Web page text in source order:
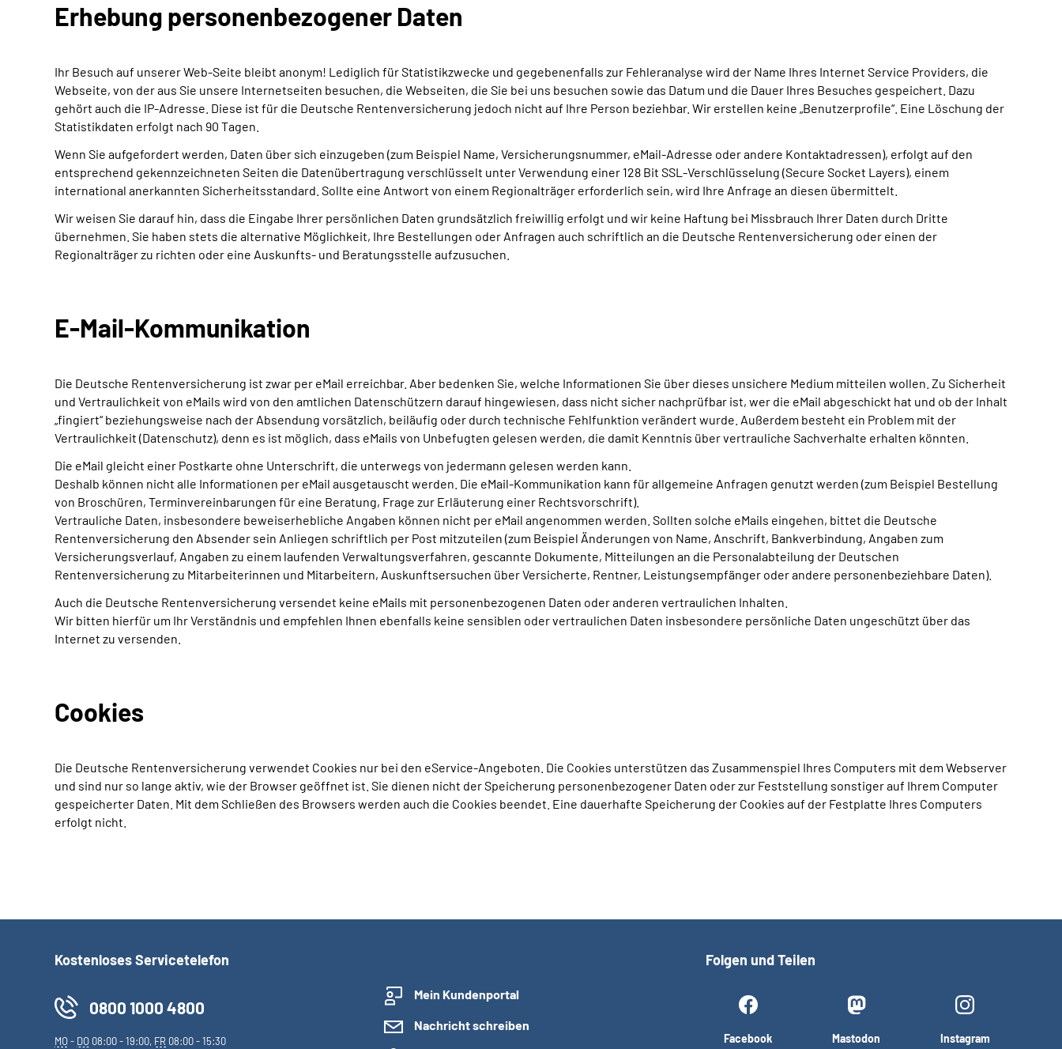
Erhebung personenbezogener Daten
Ihr Besuch auf unserer Web-Seite bleibt anonym! Lediglich für Statistikzwecke und gegebenenfalls zur Fehleranalyse wird der Name Ihres Internet Service Providers, die
Webseite, von der aus Sie unsere Internetseiten besuchen, die Webseiten, die Sie bei uns besuchen sowie das Datum und die Dauer Ihres Besuches gespeichert. Dazu
gehört auch die IP-Adresse. Diese ist für die Deutsche Rentenversicherung jedoch nicht auf Ihre Person beziehbar. Wir erstellen keine „Benutzerprofile“. Eine Löschung der
Statistikdaten erfolgt nach 90 Tagen.
Wenn Sie aufgefordert werden, Daten über sich einzugeben (zum Beispiel Name, Versicherungsnummer, eMail-Adresse oder andere Kontaktadressen), erfolgt auf den
entsprechend gekennzeichneten Seiten die Datenübertragung verschlüsselt unter Verwendung einer 128 Bit SSL-Verschlüsselung (Secure Socket Layers), einem
international anerkannten Sicherheitsstandard. Sollte eine Antwort von einem Regionalträger erforderlich sein, wird Ihre Anfrage an diesen übermittelt.
Wir weisen Sie darauf hin, dass die Eingabe Ihrer persönlichen Daten grundsätzlich freiwillig erfolgt und wir keine Haftung bei Missbrauch Ihrer Daten durch Dritte
übernehmen. Sie haben stets die alternative Möglichkeit, Ihre Bestellungen oder Anfragen auch schriftlich an die Deutsche Rentenversicherung oder einen der
Regionalträger zu richten oder eine Auskunfts- und Beratungsstelle aufzusuchen.
E-Mail-Kommunikation
Die Deutsche Rentenversicherung ist zwar per eMail erreichbar. Aber bedenken Sie, welche Informationen Sie über dieses unsichere Medium mitteilen wollen. Zu Sicherheit
und Vertraulichkeit von eMails wird von den amtlichen Datenschützern darauf hingewiesen, dass nicht sicher nachprüfbar ist, wer die eMail abgeschickt hat und ob der Inhalt
„fingiert“ beziehungsweise nach der Absendung vorsätzlich, beiläufig oder durch technische Fehlfunktion verändert wurde. Außerdem besteht ein Problem mit der
Vertraulichkeit (Datenschutz), denn es ist möglich, dass eMails von Unbefugten gelesen werden, die damit Kenntnis über vertrauliche Sachverhalte erhalten könnten.
Die eMail gleicht einer Postkarte ohne Unterschrift, die unterwegs von jedermann gelesen werden kann.
Deshalb können nicht alle Informationen per eMail ausgetauscht werden. Die eMail-Kommunikation kann für allgemeine Anfragen genutzt werden (zum Beispiel Bestellung
von Broschüren, Terminvereinbarungen für eine Beratung, Frage zur Erläuterung einer Rechtsvorschrift).
Vertrauliche Daten, insbesondere beweiserhebliche Angaben können nicht per eMail angenommen werden. Sollten solche eMails eingehen, bittet die Deutsche
Rentenversicherung den Absender sein Anliegen schriftlich per Post mitzuteilen (zum Beispiel Änderungen von Name, Anschrift, Bankverbindung, Angaben zum
Versicherungsverlauf, Angaben zu einem laufenden Verwaltungsverfahren, gescannte Dokumente, Mitteilungen an die Personalabteilung der Deutschen
Rentenversicherung zu Mitarbeiterinnen und Mitarbeitern, Auskunftsersuchen über Versicherte, Rentner, Leistungsempfänger oder andere personenbeziehbare Daten).
Auch die Deutsche Rentenversicherung versendet keine eMails mit personenbezogenen Daten oder anderen vertraulichen Inhalten.
Wir bitten hierfür um Ihr Verständnis und empfehlen Ihnen ebenfalls keine sensiblen oder vertraulichen Daten insbesondere persönliche Daten ungeschützt über das
Internet zu versenden.
Cookies
Die Deutsche Rentenversicherung verwendet Cookies nur bei den eService-Angeboten. Die Cookies unterstützen das Zusammenspiel Ihres Computers mit dem Webserver
und sind nur so lange aktiv, wie der Browser geöffnet ist. Sie dienen nicht der Speicherung personenbezogener Daten oder zur Feststellung sonstiger auf Ihrem Computer
gespeicherter Daten. Mit dem Schließen des Browsers werden auch die Cookies beendet. Eine dauerhafte Speicherung der Cookies auf der Festplatte Ihres Computers
erfolgt nicht.
Kostenloses Servicetelefon
0800 1000 4800
MO- DO 08:00 - 19:00, FR 08:00 - 15:30
Mein Kundenportal
Nachricht schreiben
Folgen und Teilen
Facebook Mastodon Instagram